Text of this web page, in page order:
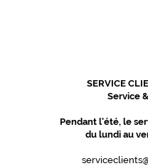
SERVICE
Service
Pendant l'été, le
du lundi au